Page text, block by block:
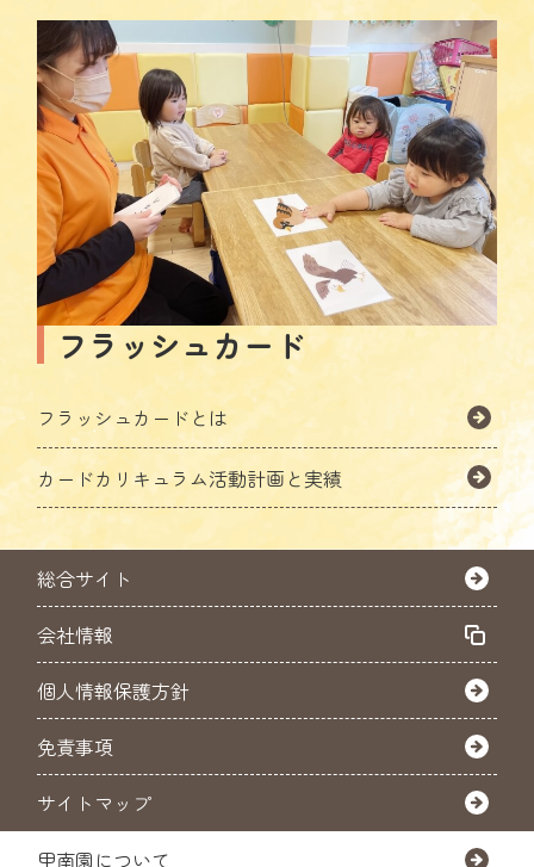
フラッシュカード
フラッシュカードとは
カードカリキュラム活動計画と実績
総合サイト
会社情報
個人情報保護方針
免責事項
サイトマップ
甲南園について